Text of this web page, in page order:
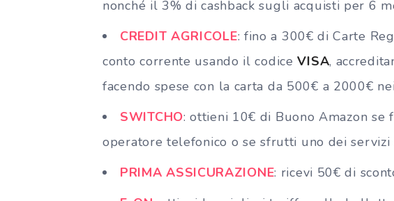
nonché il 3% di cashback sugli acquisti per 6
CREDIT AGRICOLE: fino a 300€ di Carte
conto corrente usando il codiceVISA,
facendo spese con la carta da 500€ a 2000€
SWITCHO: ottieni 10€ di Buono Amazon se
operatore telefonico o se sfrutti uno dei servizi
PRIMA ASSICURAZIONE: ricevi 50€ di